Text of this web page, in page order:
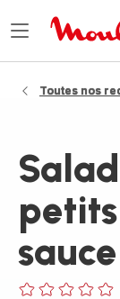
Ouvrir
Toutes nos